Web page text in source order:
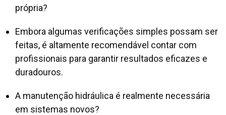
própria?
Embora algumas verificações simples possam ser
feitas, é altamente recomendável contar com
profissionais para garantir resultados eficazes e
duradouros.
A manutenção hidráulica é realmente necessária
em sistemas novos?